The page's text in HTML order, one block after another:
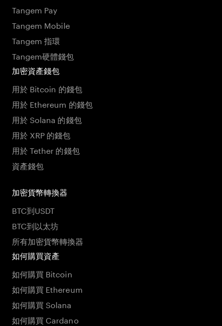
Tangem Pay
Tangem Mobile
Tangem 指環
Tangem硬體錢包
加密資產錢包
用於 Bitcoin 的錢包
用於 Ethereum 的錢包
用於 Solana 的錢包
用於 XRP 的錢包
用於 Tether 的錢包
資產錢包
加密貨幣轉換器
BTC到USDT
BTC到以太坊
所有加密貨幣轉換器
如何購買資產
如何購買 Bitcoin
如何購買 Ethereum
如何購買 Solana
如何購買 Cardano